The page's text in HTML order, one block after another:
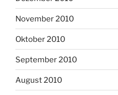
November 2010
Oktober 2010
September 2010
August 2010